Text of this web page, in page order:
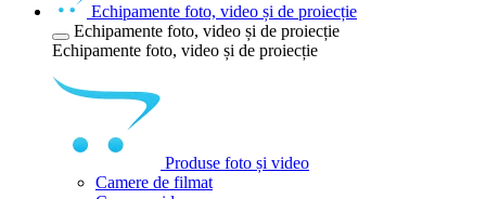
Echipamente foto, video și de proiecție
Echipamente foto, video și de proiecție
Echipamente foto, video și de proiecție
Produse foto și video
Camere de filmat